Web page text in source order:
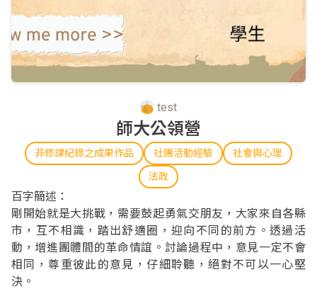
test
師大公領營
非修課紀錄之成果作品 社團活動經驗 社會與心理
法政
百字簡述：
剛開始就是大挑戰，需要鼓起勇氣交朋友，大家來自各縣
市，互不相識，踏出舒適圈，迎向不同的前方。透過活
動，增進團體間的革命情誼。討論過程中，意見一定不會
相同，尊重彼此的意見，仔細聆聽，絕對不可以一心堅
決。